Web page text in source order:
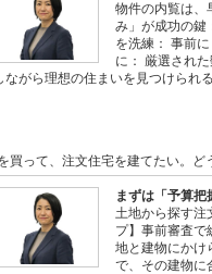
物件の内覧は、
み」が成功の鍵
を洗練： 事前
に： 厳選され
ながら理想の住まいを見つけら
買って、注文住宅を建てたい。ど
まずは「予算把
土地から探す注
プ】事前審査で
地と建物にかけ
で、その建物に